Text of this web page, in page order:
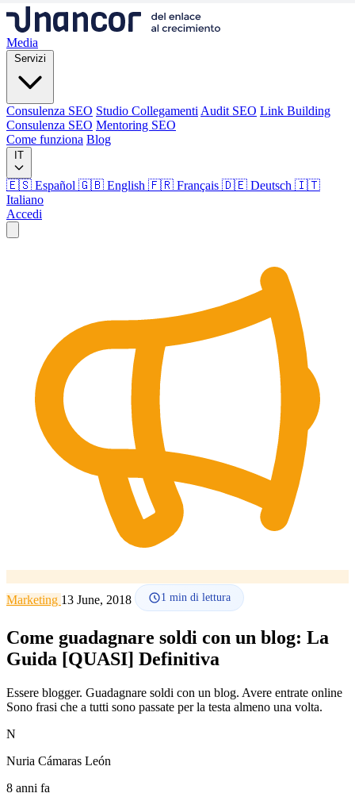
Media
Servizi
Consulenza SEO Studio Collegamenti Audit SEO Link Building
Consulenza SEO Mentoring SEO
Come funziona Blog
IT
🇪🇸 Español 🇬🇧 English 🇫🇷 Français 🇩🇪 Deutsch 🇮🇹
Italiano
Accedi
Studio CollegamentiAudit SEO
Link Building
Consulenza SEO
Come funziona
Lingua
🇪🇸 ES
🇬🇧 EN 🇫🇷 FR 🇩🇪 DE
Accedi
Marketing 13 June, 2018 1 min di lettura
Come guadagnare soldi con un blog: La
Guida [QUASI] Definitiva
Essere blogger. Guadagnare soldi con un blog. Avere entrate online
Sono frasi che a tutti sono passate per la testa almeno una volta.
N
Nuria Cámaras León
8 anni fa